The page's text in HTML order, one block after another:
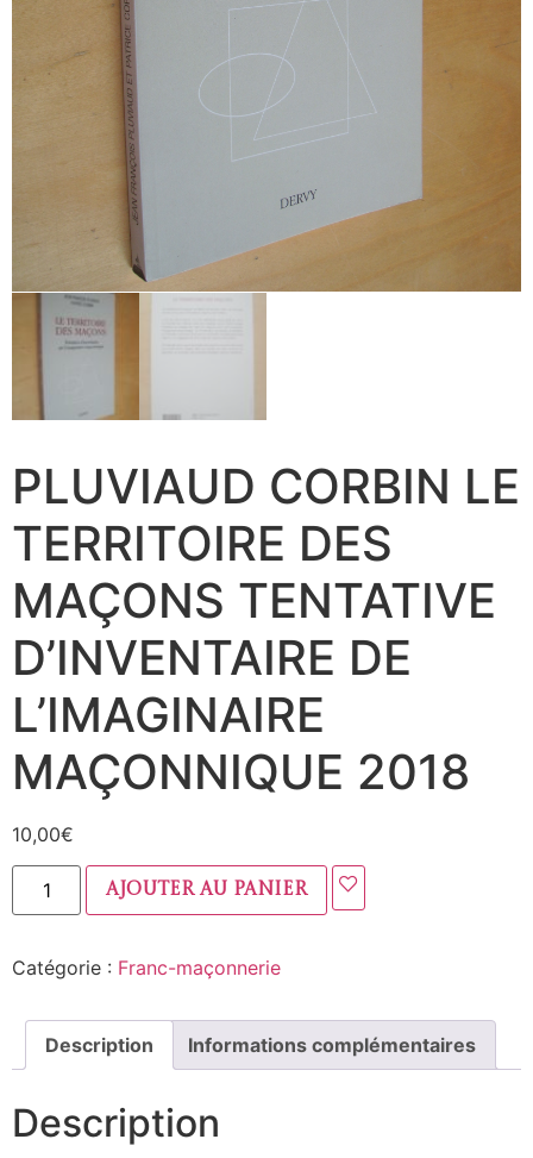
PLUVIAUD CORBIN LE
TERRITOIRE DES
MAÇONS TENTATIVE
D’INVENTAIRE DE
L’IMAGINAIRE
MAÇONNIQUE 2018
10,00€
Ajouter au panier
Catégorie : Franc-maçonnerie
Description Informations complémentaires
Description